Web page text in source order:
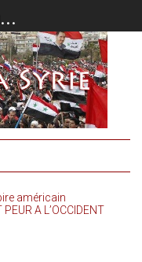
américain
PEUR A L’OCCIDENT